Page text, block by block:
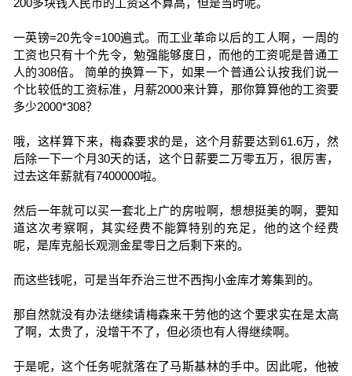
200多块钱人民币的工资这不算高，但是当时呢。
一英镑=20先令=100遍式。而工业革命以后的工人啊，一周的
工资也只有十个先令，勉强能够度日，而他的工资呢是普通工
人的308倍。 简单的换算一下，如果一个普通公认按我们说一
个比较低的工资标准，月薪2000来计算，那你算算他的工资要
多少2000*308？
哦，这样算下来，梅森要求的是，这个月薪要达到61.6万，然
后除一下一个月30天的话，这个日薪要二万零五万，很厉害，
过去这年薪就有7400000啦。
然后一年就可以买一套北上广的房啦啊，想想挺美的啊，要知
道这次考察啊，其实经费不能算特别的充足，他的这个经费
呢，是库克船长观测金星零日之后剩下来的。
而这些钱呢，可是当年乔治三世不西掏小金库才筹集到的。
那自然就没有办法继续请梅森来干劳他的这个要求实在是太高
了啊，太贵了，没增干不了，但必须也有人得继续啊。
于是呢，这个任务呢就落在了马斯基林的手中。因此呢，他被